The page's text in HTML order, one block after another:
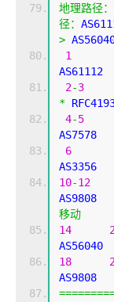
地理路径
径：
>
1
2-3
*
4-5
6
10-12
移动
14
18